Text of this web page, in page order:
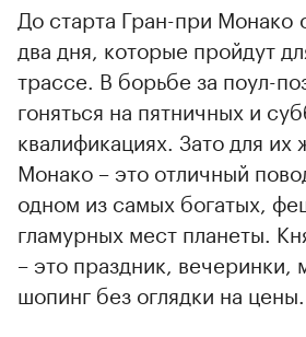
До старта Гран-при Монакo
два дня, которые пройдут
трассе. В борьбе за поул-
гоняться на пятничных и
квалификацияx. Зато для их
Монако – это отличный
одном из самых богатых,
гламурных мест планеты.
– это праздник, вечеринки,
шопинг без оглядки на цены.